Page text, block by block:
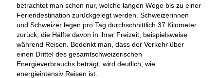
betrachtet man schon nur, welche langen Wege bis zu einer
Feriendestination zurückgelegt werden. Schweizerinnen
und Schweizer legen pro Tag durchschnittlich 37 Kilometer
zurück, die Hälfte davon in ihrer Freizeit, beispielsweise
während Reisen. Bedenkt man, dass der Verkehr über
einen Drittel des gesamtschweizerischen
Energieverbrauchs beträgt, wird deutlich, wie
energieintensiv Reisen ist.